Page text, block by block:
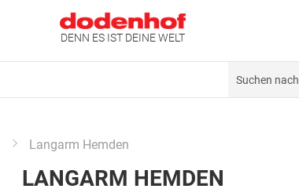
DENN ES IST DEINE WELT
Langarm Hemden
LANGARM HEMDEN